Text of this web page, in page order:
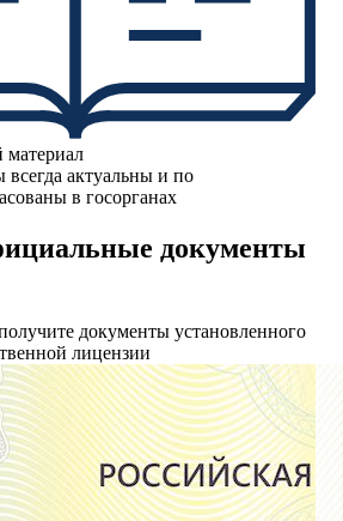
актуальны и по
в госорганах
документы
документы установленного
лицензии